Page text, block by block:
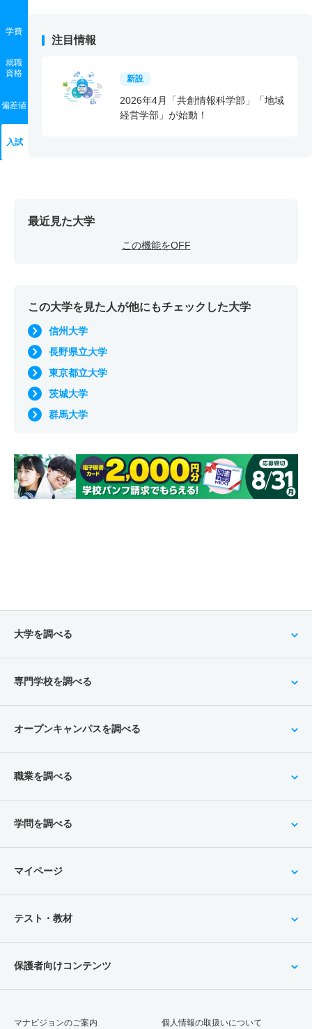
学費
就職
資格
偏差値
入試
注目情報
新設
2026年4月「共創情報科学部」「地域
経営学部」が始動！
最近見た大学
この機能をOFF
この大学を見た人が他にもチェックした大学
信州大学
長野県立大学
東京都立大学
茨城大学
群馬大学
大学を調べる
専門学校を調べる
オープンキャンパスを調べる
職業を調べる
学問を調べる
マイページ
テスト・教材
保護者向けコンテンツ
マナビジョンのご案内 個人情報の取扱いについて